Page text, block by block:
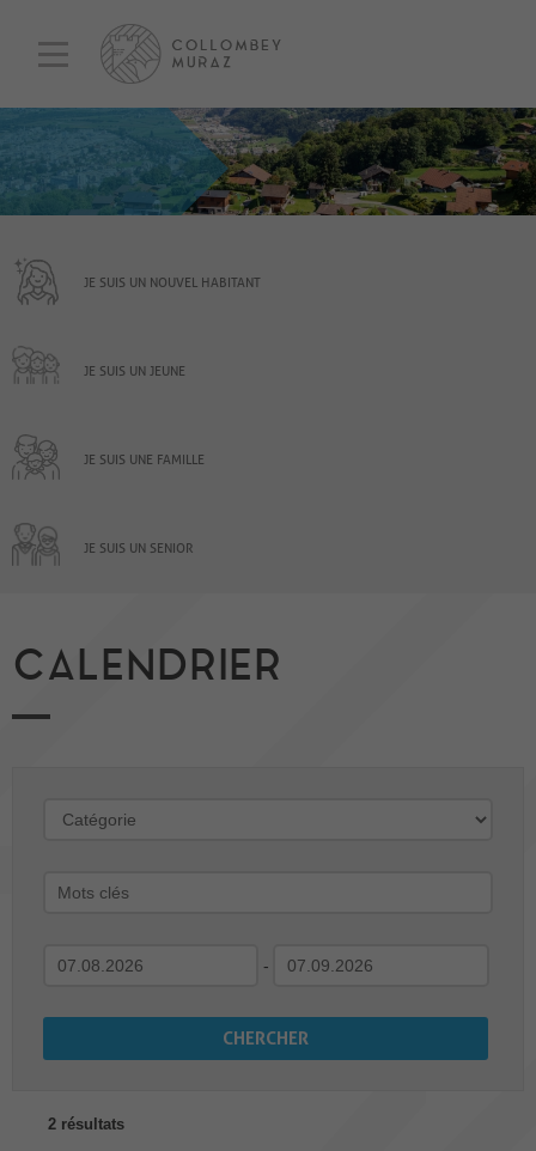
JE SUIS UN NOUVEL HABITANT
JE SUIS UN JEUNE
JE SUIS UNE FAMILLE
JE SUIS UN SENIOR
CALENDRIER
-
2 résultats